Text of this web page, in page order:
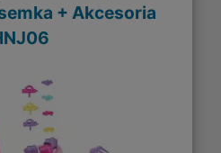
+ Akcesoria